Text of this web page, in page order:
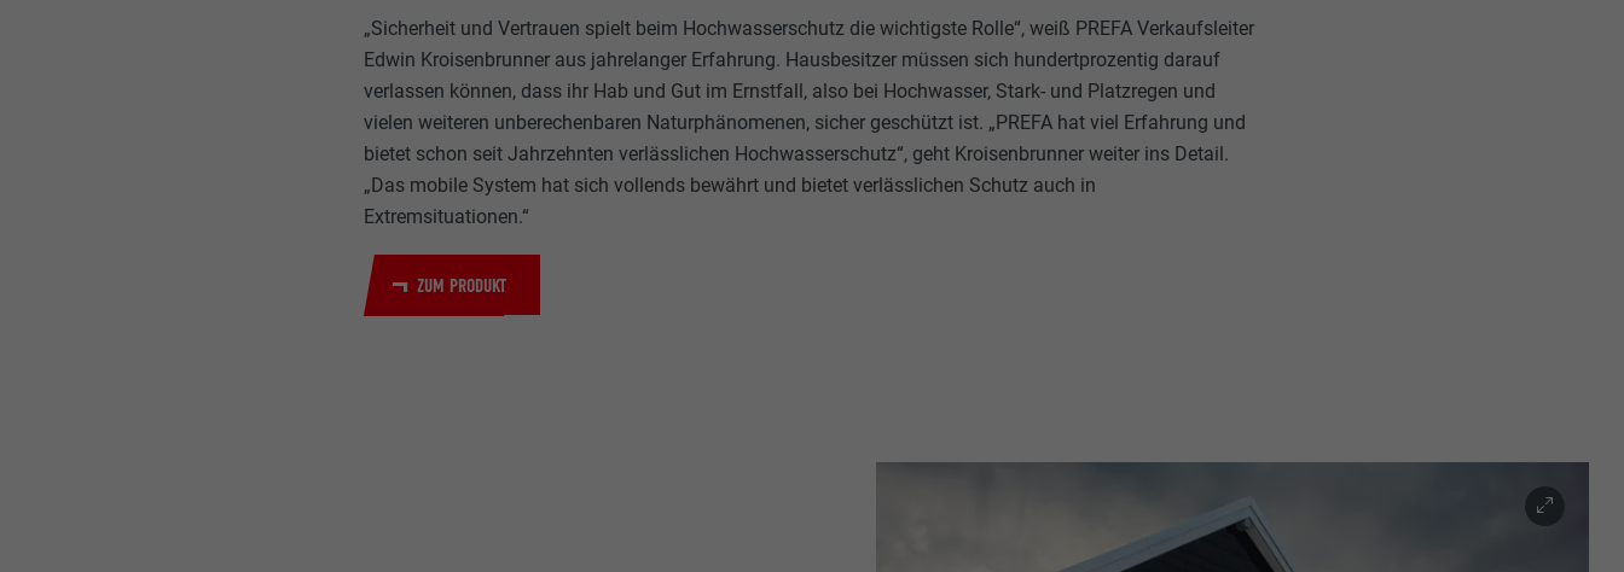
„Sicherheit und Vertrauen spielt beim Hochwasserschutz die wichtigste Rolle“, weiß PREFA Verkaufsleiter
Edwin Kroisenbrunner aus jahrelanger Erfahrung. Hausbesitzer müssen sich hundertprozentig darauf
verlassen können, dass ihr Hab und Gut im Ernstfall, also bei Hochwasser, Stark- und Platzregen und
vielen weiteren unberechenbaren Naturphänomenen, sicher geschützt ist. „PREFA hat viel Erfahrung und
bietet schon seit Jahrzehnten verlässlichen Hochwasserschutz“, geht Kroisenbrunner weiter ins Detail.
„Das mobile System hat sich vollends bewährt und bietet verlässlichen Schutz auch in
Extremsituationen.“
ZUM PRODUKT